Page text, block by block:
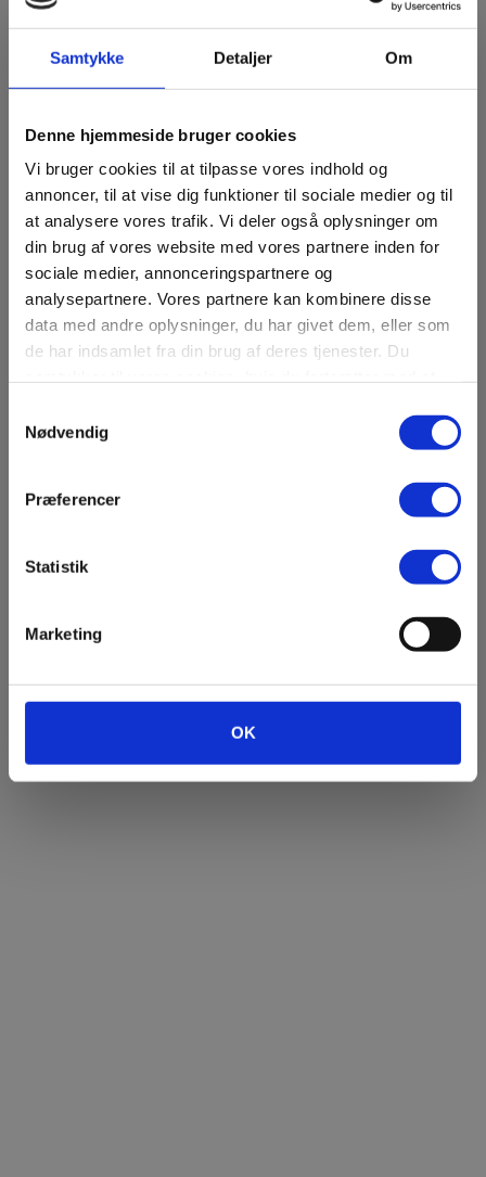
Samtykke Detaljer Om
Denne hjemmeside bruger cookies
Vi bruger cookies til at tilpasse vores indhold og
annoncer, til at vise dig funktioner til sociale medier og til
at analysere vores trafik. Vi deler også oplysninger om
din brug af vores website med vores partnere inden for
sociale medier, annonceringspartnere og
analysepartnere. Vores partnere kan kombinere disse
data med andre oplysninger, du har givet dem, eller som
de har indsamlet fra din brug af deres tjenester. Du
Nødvendig
Præferencer
Statistik
Marketing
OK
Et godt sted at starte dit besøg.
Gammel Hald
Borgen der aldrig blev færdig.